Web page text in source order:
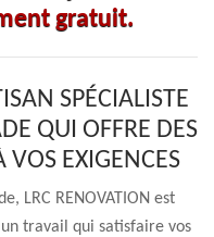
gratuit.
SPÉCIALISTE
QUI OFFRE DES
VOS EXIGENCES
LRC RENOVATION est
un travail qui satisfaire vos